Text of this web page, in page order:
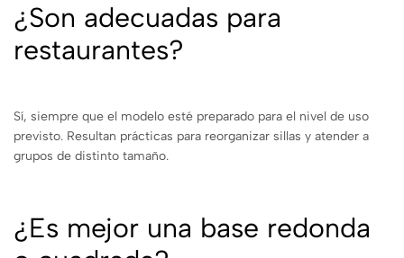
¿Son adecuadas para
restaurantes?
Sí, siempre que el modelo esté preparado para el nivel de uso
previsto. Resultan prácticas para reorganizar sillas y atender a
grupos de distinto tamaño.
¿Es mejor una base redonda